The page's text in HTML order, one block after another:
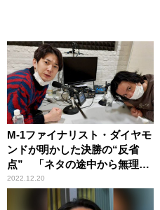
M-1ファイナリスト・ダイヤモ
ンドが明かした決勝の“反省
点” 「ネタの途中から無理だ
と思っていた」
2022.12.20